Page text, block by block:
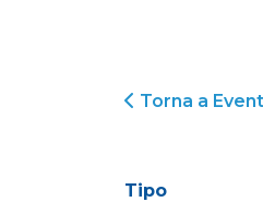
Torna a
Tipo